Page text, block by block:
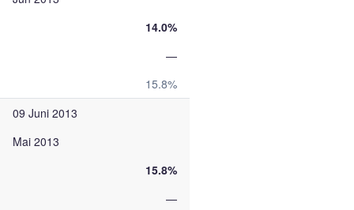
14.0%
—
15.8%
09 Juni 2013
Mai 2013
15.8%
—